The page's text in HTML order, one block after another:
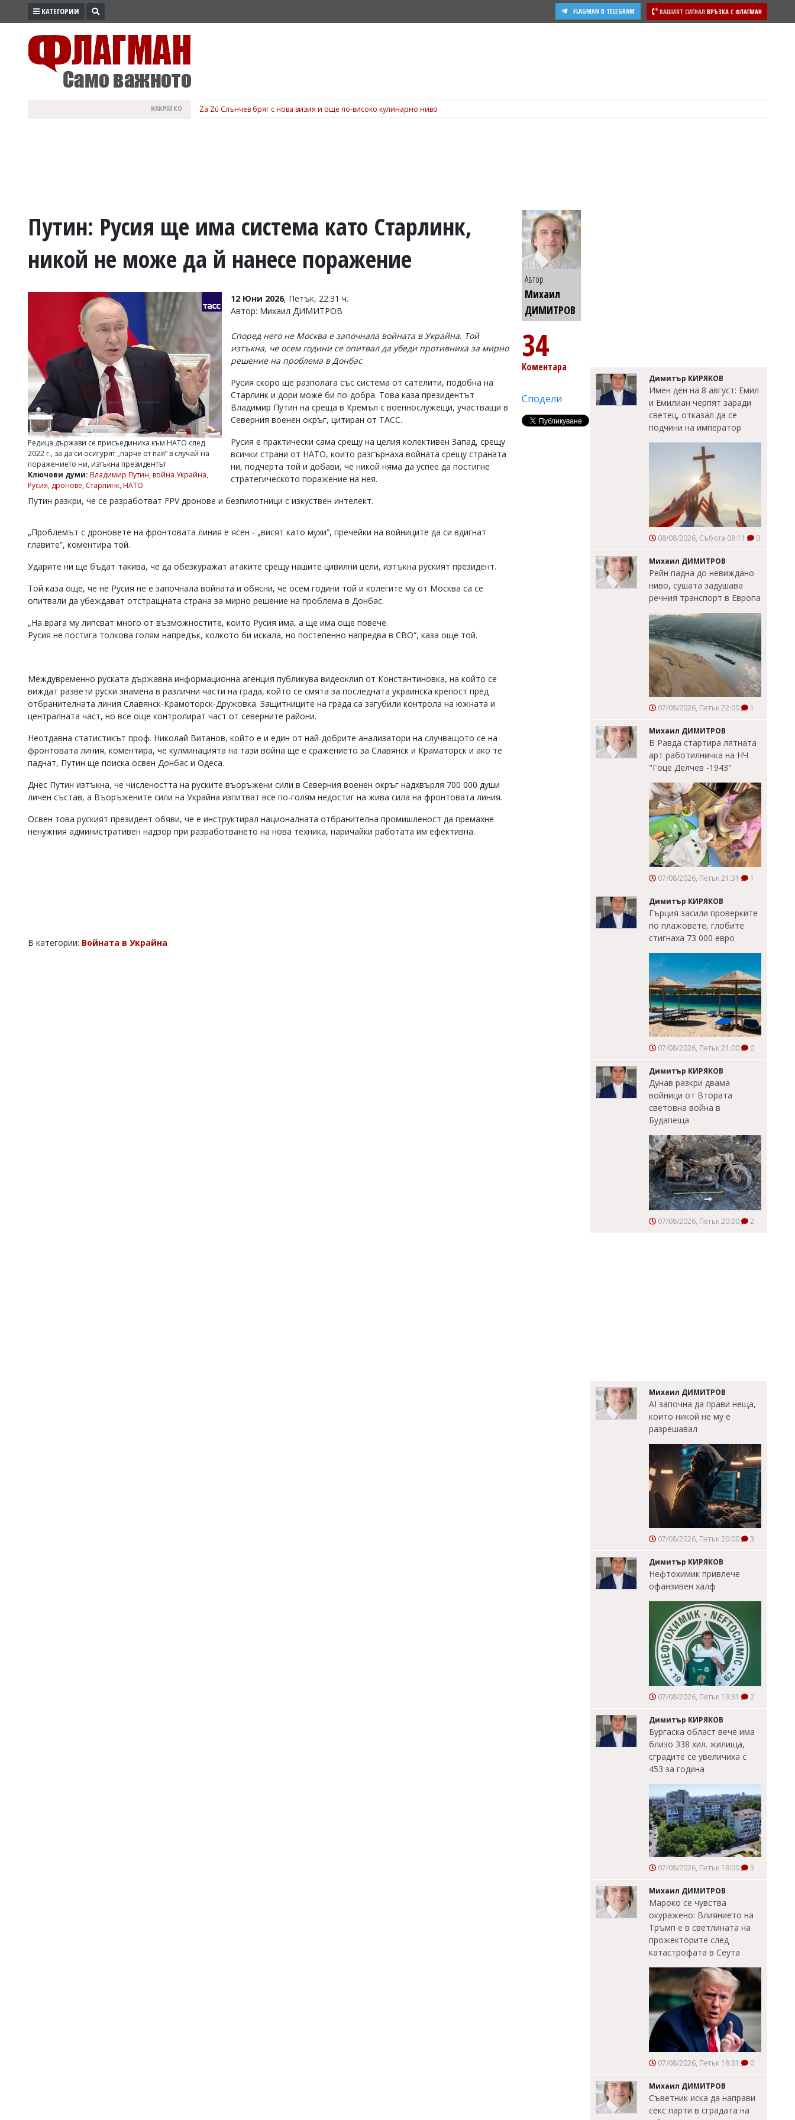
ПРОМО
ВОЙНАТА
УКРАЙНА
Управители:
Веселин
Василев,
v.vasilev@flagman.bg
Касабова,
k.kassabova@flagman.bg
Главен
редактор:
Коментарите
статиите
въвеждат
читателите
редакцията
откриете
обиден
коментар,
сигнализирайте
КАТЕГОРИИ ВАШИЯТ СИГНАЛ ВРЪЗКА С ФЛАГМАН
FLAGMAN В TELEGRAM
НАКРАТКО Za Zú Слънчев бряг с нова визия и още по-високо кулинарно ниво
Путин: Русия ще има система като Старлинк,
никой не може да й нанесе поражение
Редица държави се присъединиха към НАТО след
2022 г., за да си осигурят „парче от пая“ в случай на
поражението ни, изтъкна президентът
Ключови думи: Владимир Путин, война Украйна,
Русия, дронове, Старлинк, НАТО
12 Юни 2026, Петък, 22:31 ч.
Автор: Михаил ДИМИТРОВ
Според него не Москва е започнала войната в Украйна. Той
изтъкна, че осем години се опитвал да убеди противника за мирно
решение на проблема в Донбас
Русия скоро ще разполага със система от сателити, подобна на
Старлинк и дори може би по-добра. Това каза президентът
Владимир Путин на среща в Кремъл с военнослужещи, участващи в
Северния военен окръг, цитиран от ТАСС.
Русия е практически сама срещу на целия колективен Запад, срещу
всички страни от НАТО, които разгърнаха войната срещу страната
ни, подчерта той и добави, че никой няма да успее да постигне
стратегическото поражение на нея.
Путин разкри, че се разработват FPV дронове и безпилотници с изкуствен интелект.
„Проблемът с дроновете на фронтовата линия е ясен - „висят като мухи“, пречейки на войниците да си вдигнат
главите“, коментира той.
Ударите ни ще бъдат такива, че да обезкуражат атаките срещу нашите цивилни цели, изтъкна руският президент.
Той каза още, че не Русия не е започнала войната и обясни, че осем години той и колегите му от Москва са се
опитвали да убеждават отстращната страна за мирно решение на проблема в Донбас.
„На врага му липсват много от възможностите, които Русия има, а ще има още повече.
Русия не постига толкова голям напредък, колкото би искала, но постепенно напредва в СВО“, каза още той.
Междувременно руската държавна информационна агенция публикува видеоклип от Константиновка, на който се
виждат развети руски знамена в различни части на града, който се смята за последната украинска крепост пред
отбранителната линия Славянск-Крамоторск-Дружовка. Защитниците на града са загубили контрола на южната и
централната част, но все още контролират част от северните райони.
Неотдавна статистикът проф. Николай Витанов, който е и един от най-добрите анализатори на случващото се на
фронтовата линия, коментира, че кулминацията на тази война ще е сражението за Славянск и Краматорск и ако те
паднат, Путин ще поиска освен Донбас и Одеса.
Днес Путин изтъкна, че числеността на руските въоръжени сили в Северния военен окръг надхвърля 700 000 души
личен състав, а Въоръжените сили на Украйна изпитват все по-голям недостиг на жива сила на фронтовата линия.
Освен това руският президент обяви, че е инструктирал националната отбранителна промишленост да премахне
ненужния административен надзор при разработването на нова техника, наричайки работата им ефективна.
В категории: Войната в Украйна
Автор
Михаил
ДИМИТРОВ
34
Коментара
Сподели
Димитър КИРЯКОВ
Имен ден на 8 август: Емил
и Емилиан черпят заради
светец, отказал да се
подчини на император
08/08/2026, Събота 08:11 0
Михаил ДИМИТРОВ
Рейн падна до невиждано
ниво, сушата задушава
речния транспорт в Европа
07/08/2026, Петък 22:00 1
Михаил ДИМИТРОВ
В Равда стартира лятната
арт работилничка на НЧ
"Гоце Делчев -1943"
07/08/2026, Петък 21:31 1
Димитър КИРЯКОВ
Гърция засили проверките
по плажовете, глобите
стигнаха 73 000 евро
07/08/2026, Петък 21:00 0
Димитър КИРЯКОВ
Дунав разкри двама
войници от Втората
световна война в
Будапеща
07/08/2026, Петък 20:30 2
Михаил ДИМИТРОВ
AI започна да прави неща,
които никой не му е
разрешавал
07/08/2026, Петък 20:00 3
Димитър КИРЯКОВ
Нефтохимик привлече
офанзивен халф
07/08/2026, Петък 19:31 2
Димитър КИРЯКОВ
Бургаска област вече има
близо 338 хил. жилища,
сградите се увеличиха с
453 за година
07/08/2026, Петък 19:00 3
Михаил ДИМИТРОВ
Мароко се чувства
окуражено: Влиянието на
Тръмп е в светлината на
прожекторите след
катастрофата в Сеута
07/08/2026, Петък 18:31 0
Михаил ДИМИТРОВ
Съветник иска да направи
секс парти в сградата на